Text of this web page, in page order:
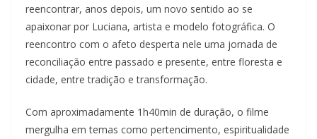
reencontrar, anos depois, um novo sentido ao se
apaixonar por Luciana, artista e modelo fotográfica. O
reencontro com o afeto desperta nele uma jornada de
reconciliação entre passado e presente, entre floresta e
cidade, entre tradição e transformação.
Com aproximadamente 1h40min de duração, o filme
mergulha em temas como pertencimento, espiritualidade